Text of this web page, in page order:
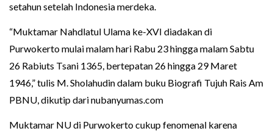
setahun setelah Indonesia merdeka.
“Muktamar Nahdlatul Ulama ke-XVI diadakan di
Purwokerto mulai malam hari Rabu 23 hingga malam Sabtu
26 Rabiuts Tsani 1365, bertepatan 26 hingga 29 Maret
1946,” tulis M. Sholahudin dalam buku Biografi Tujuh Rais Am
PBNU, dikutip dari nubanyumas.com
Muktamar NU di Purwokerto cukup fenomenal karena